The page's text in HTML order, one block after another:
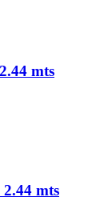
mts
mts